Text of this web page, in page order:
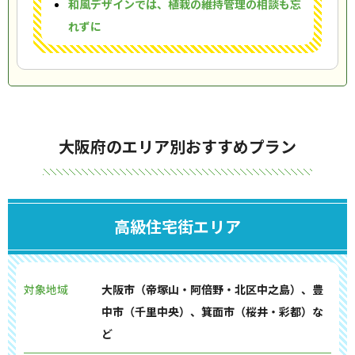
和風デザインでは、植栽の維持管理の相談も忘
れずに
大阪府のエリア別おすすめプラン
高級住宅街エリア
対象地域
大阪市（帝塚山・阿倍野・北区中之島）、豊
中市（千里中央）、箕面市（桜井・彩都）な
ど